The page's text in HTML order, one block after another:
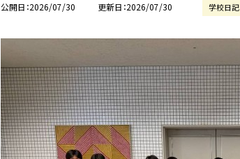
公開日 2026/07/30 更新日 2026/07/30 学校日記